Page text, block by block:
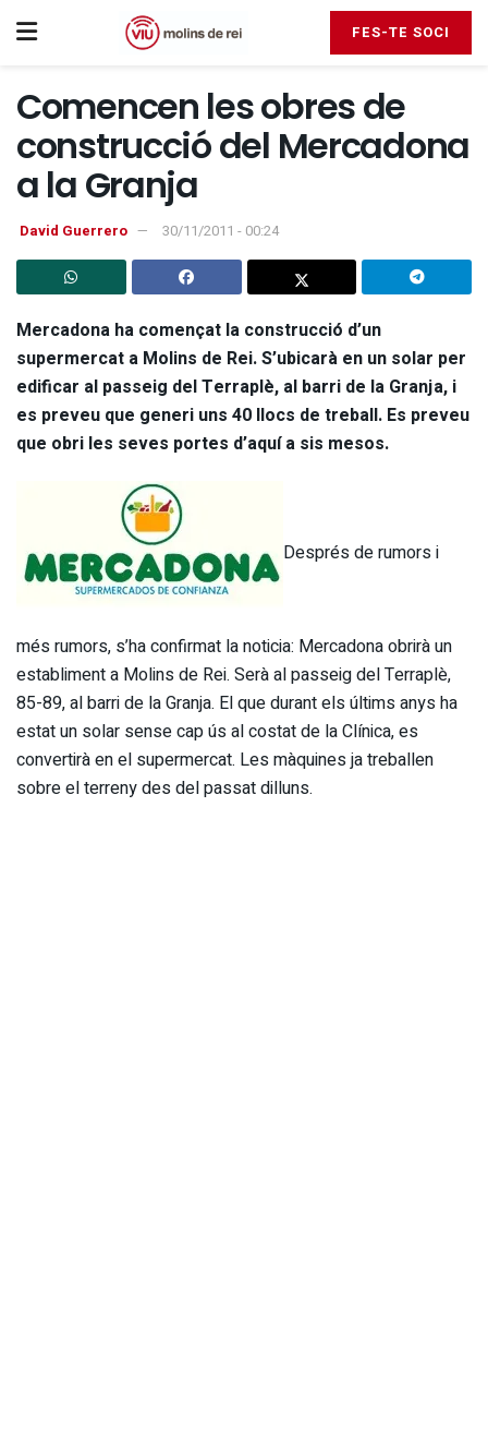
FES-TE SOCI
Comencen les obres de
construcció del Mercadona
a la Granja
David Guerrero 30/11/2011 - 00:24
Mercadona ha començat la construcció d’un
supermercat a Molins de Rei. S’ubicarà en un solar per
edificar al passeig del Terraplè, al barri de la Granja, i
es preveu que generi uns 40 llocs de treball. Es preveu
que obri les seves portes d’aquí a sis mesos.
Després de rumors i
més rumors, s’ha confirmat la noticia: Mercadona obrirà un
establiment a Molins de Rei. Seràal passeig del Terraplè,
85-89, al barri de la Granja. El que durant els últims anys ha
estat un solar sense cap ús al costat de la Clínica, es
convertirà en el supermercat. Les màquines ja treballen
sobre el terreny des del passat dilluns.